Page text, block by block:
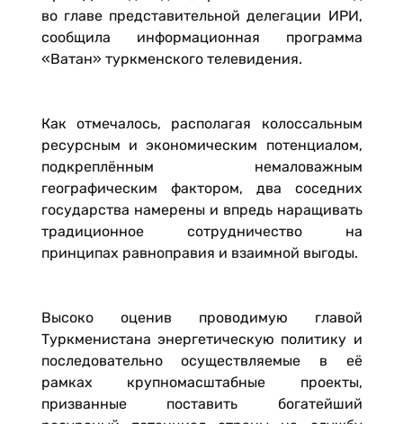
во главе представительной делегации ИРИ,
сообщила информационная программа
«Ватан» туркменского телевидения.
Как отмечалось, располагая колоссальным
ресурсным и экономическим потенциалом,
подкреплённым немаловажным
географическим фактором, два соседних
государства намерены и впредь наращивать
традиционное сотрудничество на
принципах равноправия и взаимной выгоды.
Высоко оценив проводимую главой
Туркменистана энергетическую политику и
последовательно осуществляемые в её
рамках крупномасштабные проекты,
призванные поставить богатейший